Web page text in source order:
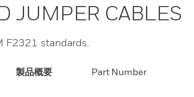
JUMPER CABLES
F2321 standards.
製品概要 Part Number